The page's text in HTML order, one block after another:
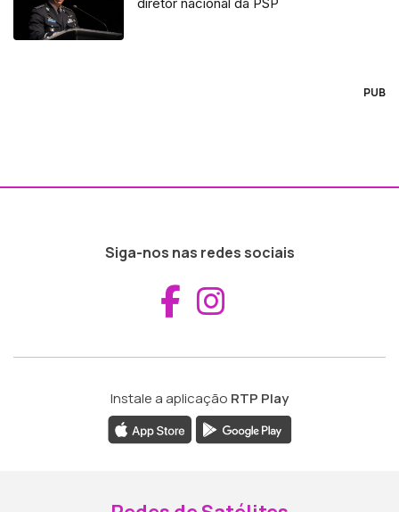
PUB
Siga-nos nas redes sociais
Aceder ao
Instale a aplicação RTP Play